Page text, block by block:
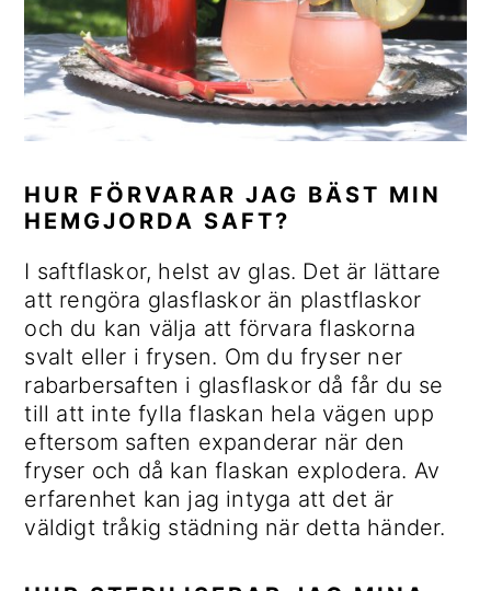
HUR FÖRVARAR JAG BÄST MIN
HEMGJORDA SAFT?
I saftflaskor, helst av glas. Det är lättare
att rengöra glasflaskor än plastflaskor
och du kan välja att förvara flaskorna
svalt eller i frysen. Om du fryser ner
rabarbersaften i glasflaskor då får du se
till att inte fylla flaskan hela vägen upp
eftersom saften expanderar när den
fryser och då kan flaskan explodera. Av
erfarenhet kan jag intyga att det är
väldigt tråkig städning när detta händer.